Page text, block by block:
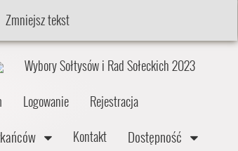
Zmniejsz tekst
Wybory Sołtysów i Rad Sołeckich 2023
Logowanie Rejestracja
Kontakt Dostępność